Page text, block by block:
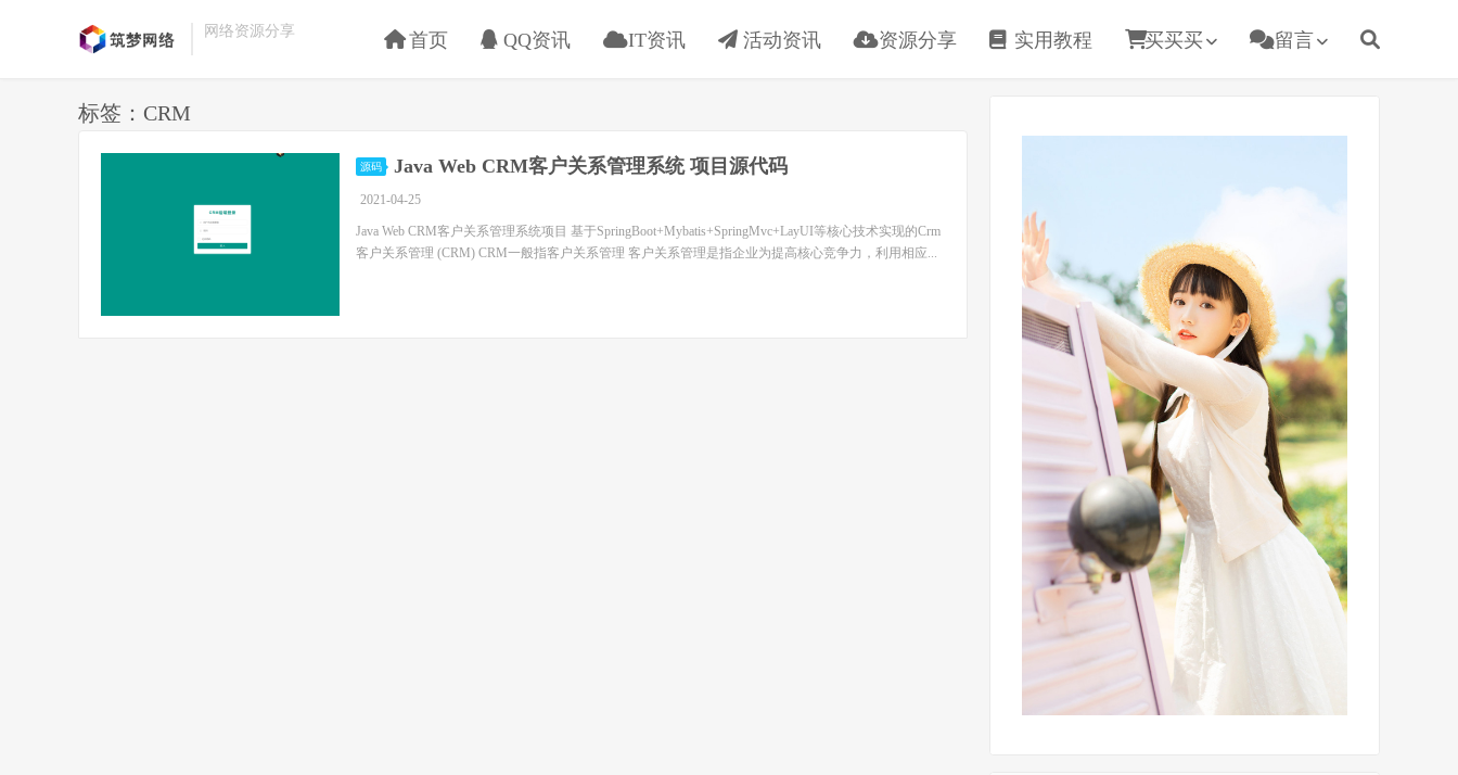
网络资源分享 首页 QQ资讯 IT资讯 活动资讯 资源分享 实用教程 买买买 留言
标签：CRM
源码 Java Web CRM客户关系管理系统 项目源代码
2021-04-25
Java Web CRM客户关系管理系统项目 基于SpringBoot+Mybatis+SpringMvc+LayUI等核心技术实现的Crm
客户关系管理 (CRM) CRM一般指客户关系管理 客户关系管理是指企业为提高核心竞争力，利用相应...